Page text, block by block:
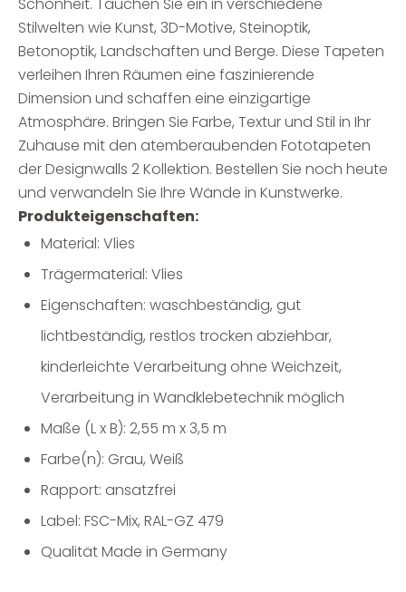
Stilwelten wie Kunst, 3D-Motive, Steinoptik,
Betonoptik, Landschaften und Berge. Diese Tapeten
verleihen Ihren Räumen eine faszinierende
Dimension und schaffen eine einzigartige
Atmosphäre. Bringen Sie Farbe, Textur und Stil in Ihr
Zuhause mit den atemberaubenden Fototapeten
der Designwalls 2 Kollektion. Bestellen Sie noch heute
und verwandeln Sie Ihre Wände in Kunstwerke.
Produkteigenschaften:
Material: Vlies
Trägermaterial: Vlies
Eigenschaften: waschbeständig, gut
lichtbeständig, restlos trocken abziehbar,
kinderleichte Verarbeitung ohne Weichzeit,
Verarbeitung in Wandklebetechnik möglich
Maße (L x B): 2,55 m x 3,5 m
Farbe(n): Grau, Weiß
Rapport: ansatzfrei
Label: FSC-Mix, RAL-GZ 479
Qualität Made in Germany